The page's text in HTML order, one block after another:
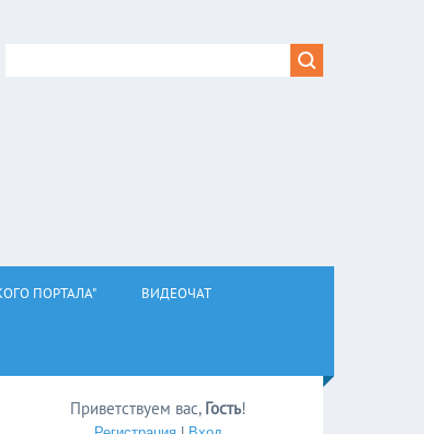
ПОРТАЛА" ВИДЕОЧАТ
Приветствуем вас, Гость!